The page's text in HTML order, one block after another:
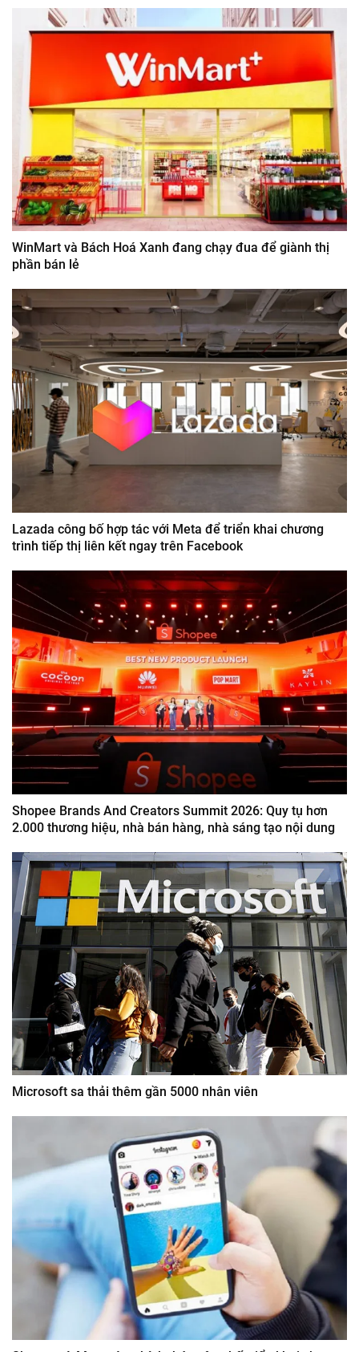
WinMart và Bách Hoá Xanh đang chạy đua để giành thị
phần bán lẻ
Lazada công bố hợp tác với Meta để triển khai chương
trình tiếp thị liên kết ngay trên Facebook
Shopee Brands And Creators Summit 2026: Quy tụ hơn
2.000 thương hiệu, nhà bán hàng, nhà sáng tạo nội dung
Microsoft sa thải thêm gần 5000 nhân viên